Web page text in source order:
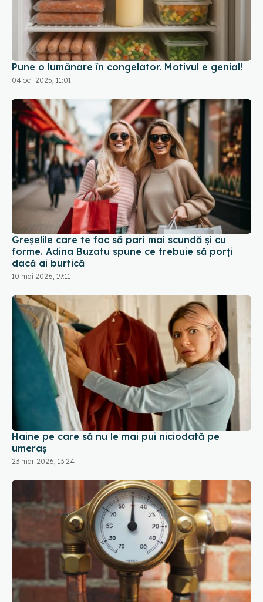
Pune o lumânare în congelator. Motivul e genial!
04 oct 2025, 11:01
Greșelile care te fac să pari mai scundă și cu
forme. Adina Buzatu spune ce trebuie să porți
dacă ai burtică
10 mai 2026, 19:11
Haine pe care să nu le mai pui niciodată pe
23 mar 2026, 13:24
Ce să faci imediat și ce să NU faci dacă simți